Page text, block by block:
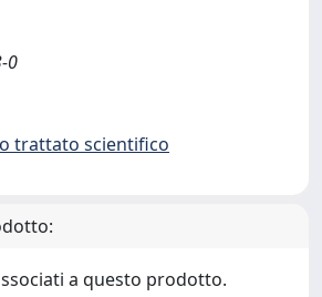
0
trattato scientifico
a questo prodotto.